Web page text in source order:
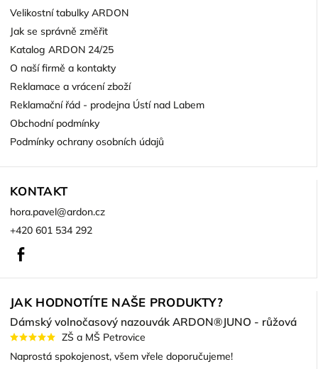
Velikostní tabulky ARDON
Jak se správně změřit
Katalog ARDON 24/25
O naší firmě a kontakty
Reklamace a vrácení zboží
Reklamační řád - prodejna Ústí nad Labem
Obchodní podmínky
Podmínky ochrany osobních údajů
KONTAKT
hora.pavel@ardon.cz
+420 601 534 292
JAK HODNOTÍTE NAŠE PRODUKTY?
Dámský volnočasový nazouvák ARDON®JUNO - růžová
ZŠ a MŠ Petrovice
Naprostá spokojenost, všem vřele doporučujeme!